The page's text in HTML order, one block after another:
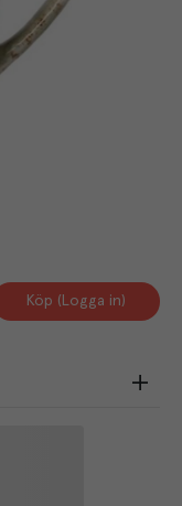
Köp (Logga in)